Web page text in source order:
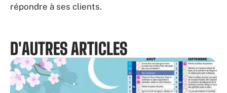
répondre à ses clients.
D'AUTRES ARTICLES